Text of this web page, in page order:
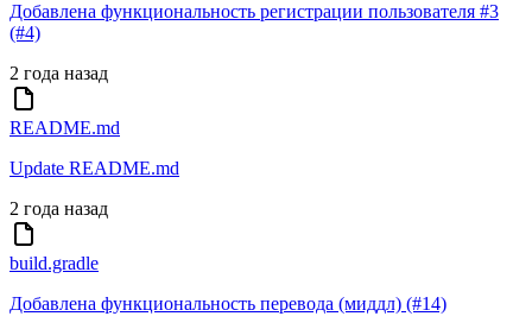
Добавлена функциональность регистрации пользователя #3
(#4)
2 года назад
README.md
Update README.md
2 года назад
build.gradle
Добавлена функциональность перевода (миддл) (#14)